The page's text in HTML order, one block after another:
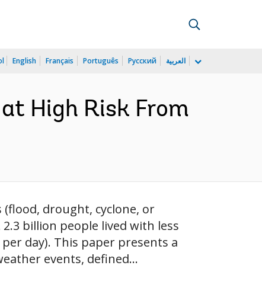
English Français Português Русский العربية
High Risk From
drought, cyclone, or
billion people lived with less
day). This paper presents a
events, defined...